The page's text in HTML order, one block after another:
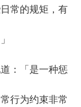
常的规矩，有
：「是一种惩
行为约束非常